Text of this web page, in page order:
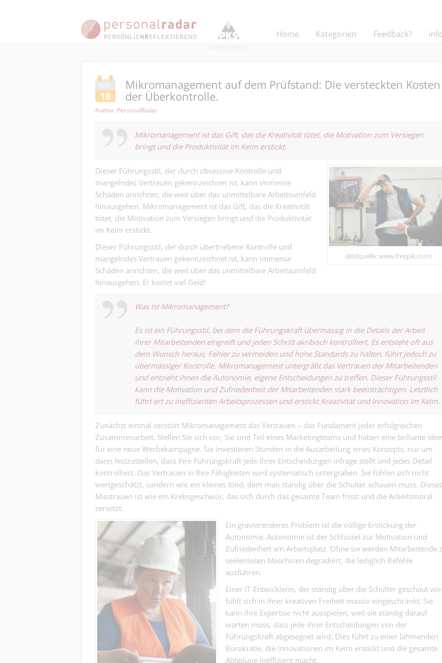
Home Kategorien Feedback? Info
Juni
18
Mikromanagement auf dem Prüfstand: Die versteckten Kosten
der Überkontrolle.
Author: PersonalRadar
Mikromanagement ist das Gift, das die Kreativität tötet, die Motivation zum Versiegen
bringt und die Produktivität im Keim erstickt.
(Bildquelle: www.freepik.com)
Dieser Führungsstil, der durch obsessive Kontrolle und
mangelndes Vertrauen gekennzeichnet ist, kann immense
Schäden anrichten, die weit über das unmittelbare Arbeitsumfeld
hinausgehen. Mikromanagement ist das Gift, das die Kreativität
tötet, die Motivation zum Versiegen bringt und die Produktivität
im Keim erstickt.
Dieser Führungsstil, der durch übertriebene Kontrolle und
mangelndes Vertrauen gekennzeichnet ist, kann immense
Schäden anrichten, die weit über das unmittelbare Arbeitsumfeld
hinausgehen. Er kostet viel Geld!
Was ist Mikromanagement?
Es ist ein Führungsstil, bei dem die Führungskraft übermässig in die Details der Arbeit
ihrer Mitarbeitenden eingreift und jeden Schritt akribisch kontrolliert. Es entsteht oft aus
dem Wunsch heraus, Fehler zu vermeiden und hohe Standards zu halten, führt jedoch zu
übermässiger Kontrolle. Mikromanagement untergräbt das Vertrauen der Mitarbeitenden
und entzieht ihnen die Autonomie, eigene Entscheidungen zu treffen. Dieser Führungsstil
kann die Motivation und Zufriedenheit der Mitarbeitenden stark beeinträchtigen. Letztlich
führt ert zu ineffizienten Arbeitsprozessen und erstickt Kreativität und Innovation im Keim.
Zunächst einmal zerstört Mikromanagement das Vertrauen – das Fundament jeder erfolgreichen
Zusammenarbeit. Stellen Sie sich vor, Sie sind Teil eines Marketingteams und haben eine brillante Idee
für eine neue Werbekampagne. Sie investieren Stunden in die Ausarbeitung eines Konzepts, nur um
dann festzustellen, dass Ihre Führungskraft jede Ihrer Entscheidungen infrage stellt und jedes Detail
kontrolliert. Das Vertrauen in Ihre Fähigkeiten wird systematisch untergraben. Sie fühlen sich nicht
wertgeschätzt, sondern wie ein kleines Kind, dem man ständig über die Schulter schauen muss. Dieses
Misstrauen ist wie ein Krebsgeschwür, das sich durch das gesamte Team frisst und die Arbeitsmoral
zersetzt.
Ein gravierenderes Problem ist die völlige Erstickung der
Autonomie. Autonomie ist der Schlüssel zur Motivation und
Zufriedenheit am Arbeitsplatz. Ohne sie werden Mitarbeitende
seelenlosen Maschinen degradiert, die lediglich Befehle
ausführen.
Einer IT-Entwicklerin, der ständig über die Schulter geschaut
fühlt sich in ihrer kreativen Freiheit massiv eingeschränkt. Sie
kann ihre Expertise nicht ausspielen, weil sie ständig darauf
warten muss, dass jede ihrer Entscheidungen von der
Führungskraft abgesegnet wird. Dies führt zu einer lähmenden
Bürokratie, die Innovationen im Keim erstickt und die gesamte
Abteilung ineffizient macht.
auch
müssen, weil
darauf
Finanz | Basel
Treuhand -
Davon gibt es
genug....
Kauffrau/-
– die gute
wo die Fäden
Kaufmännisch | Basel
Kauffrau/-
Finanzen (ab
keine
Kaufmännisch | Basel
und Prozesse
Automatiker- /
100% (m/w/d)
läuft die Anlage
geschmiert....
Elektro- und
Basel
Maurer für
100% (m/w/d)
werden
wie Zunder....
Ofenbauer /
(m/w/d) - für
Feuerstellen,
können als nur
wärmen....
Gebäudetechnik |
SO)
Bauführer/in
100% im Tief-
Strassenbau -
100% (m/w/d)
mit Werkzeug
Laptop.
Gebäudetechnik |
SO)
NOTFALL-
Pflegefachfrau
dipl. Pflegefachfrau HF
Financial
dipl. Expertin
Controlling